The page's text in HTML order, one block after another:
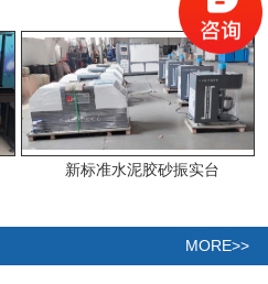
新标准水泥胶砂振实台
MORE>>